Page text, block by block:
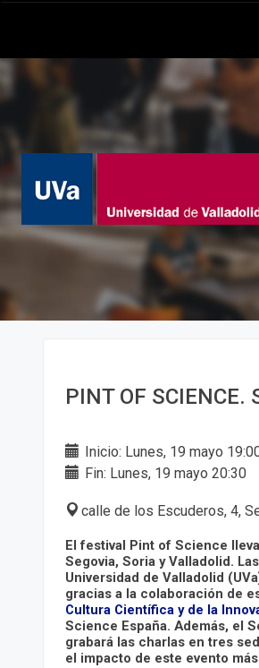
PINT OF SCIENCE.
Inicio: Lunes, 19 mayo
Fin: Lunes, 19 mayo 20:30
calle de los Escuderos, 4,
El festival Pint of Science
Segovia, Soria y Valladolid.
Universidad de Valladolid
gracias a la colaboración de
Cultura Científica y de la
Science España. Además, el
grabará las charlas en tres
el impacto de este evento